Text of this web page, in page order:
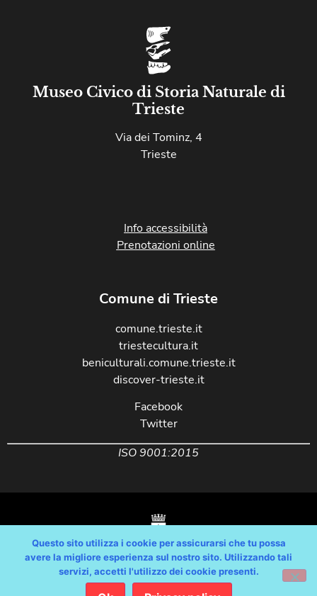
Museo Civico di Storia Naturale di
Trieste
Via dei Tominz, 4
Trieste
Info accessibilità
Prenotazioni online
Comune di Trieste
comune.trieste.it
triestecultura.it
beniculturali.comune.trieste.it
discover-trieste.it
Facebook
Twitter
ISO 9001:2015
Copyright © Comune di Trieste – partita Iva 00210240321 – tutti i diritti
riservati / Progetto e Sviluppo Media Technologies Srl /
Questo sito utilizza i cookie per assicurarsi che tu possa
avere la migliore esperienza sul nostro sito. Utilizzando tali
servizi, accetti l'utilizzo dei cookie presenti.